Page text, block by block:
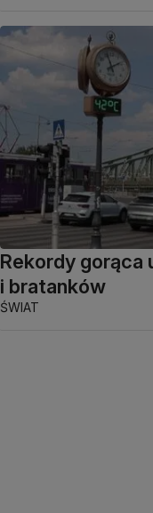
Rekordy gorąca
i bratanków
ŚWIAT